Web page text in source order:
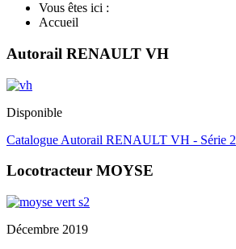
Vous êtes ici :
Accueil
Autorail RENAULT VH
Disponible
Catalogue Autorail RENAULT VH - Série 2
Locotracteur MOYSE
Décembre 2019